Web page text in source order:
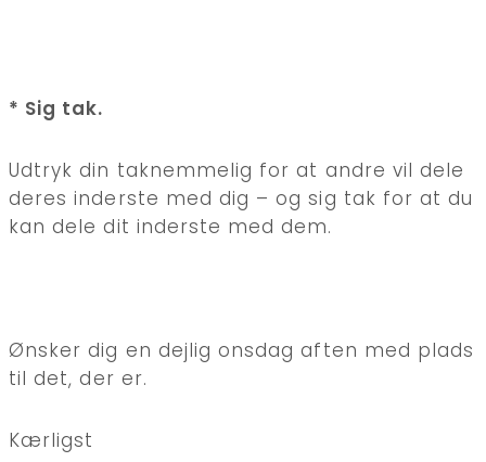
* Sig tak.
Udtryk din taknemmelig for at andre vil dele
deres inderste med dig – og sig tak for at du
kan dele dit inderste med dem.
Ønsker dig en dejlig onsdag aften med plads
til det, der er.
Kærligst